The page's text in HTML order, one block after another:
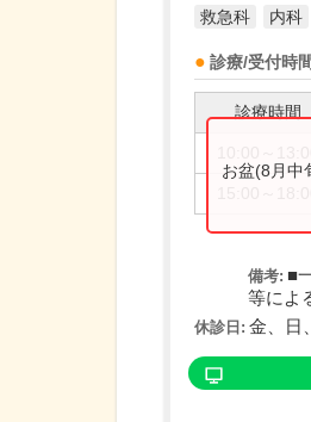
救急科 内科
診療/受付時
診療時間
お盆(8月中
備考: ■
等によ
休診日: 金、日